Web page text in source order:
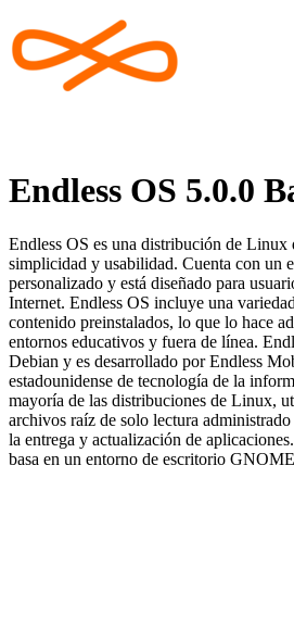
Endless OS 5.0.0
Endless OS es una distribución de Linux
simplicidad y usabilidad. Cuenta con un
personalizado y está diseñado para
Internet. Endless OS incluye una
contenido preinstalados, lo que lo hace
entornos educativos y fuera de línea.
Debian y es desarrollado por Endless
estadounidense de tecnología de la
mayoría de las distribuciones de Linux,
archivos raíz de solo lectura
la entrega y actualización de
basa en un entorno de escritorio